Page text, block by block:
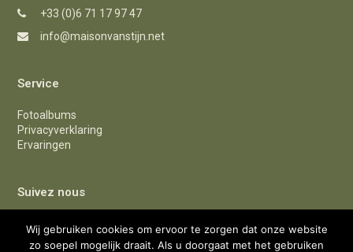
+33 (0)6 71 17 97 47
info@maisonvanstijn.net
Service
Fotoalbums
Privacyverklaring
Ervaringen
Suivez nous
F
a
I
n
Y
o
Wij gebruiken cookies om ervoor te zorgen dat onze website
zo soepel mogelijk draait. Als u doorgaat met het gebruiken